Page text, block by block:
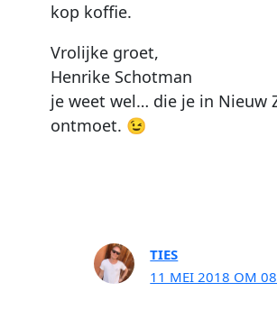
kop koffie.
Vrolijke groet,
Henrike Schotman
je weet wel… die je in Nieuw
ontmoet. 😉
TIES
11 MEI 2018 OM